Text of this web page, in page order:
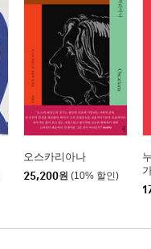
오스카리아나
25,200원 (10% 할인)